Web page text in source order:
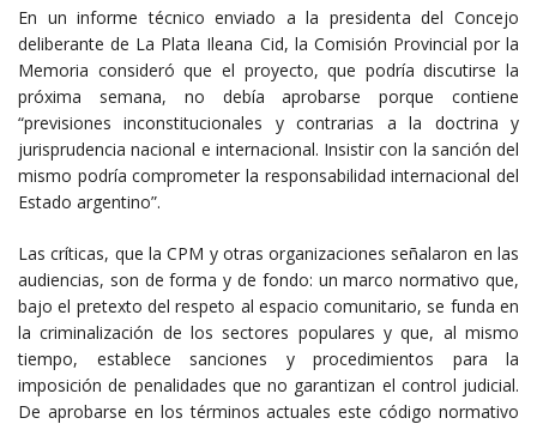
En un informe técnico enviado a la presidenta del Concejo
deliberante de La Plata Ileana Cid, la Comisión Provincial por la
Memoria consideró que el proyecto, que podría discutirse la
próxima semana, no debía aprobarse porque contiene
“previsiones inconstitucionales y contrarias a la doctrina y
jurisprudencia nacional e internacional. Insistir con la sanción del
mismo podría comprometer la responsabilidad internacional del
Estado argentino”.
Las críticas, que la CPM y otras organizaciones señalaron en las
audiencias, son de forma y de fondo: un marco normativo que,
bajo el pretexto del respeto al espacio comunitario, se funda en
la criminalización de los sectores populares y que, al mismo
tiempo, establece sanciones y procedimientos para la
imposición de penalidades que no garantizan el control judicial.
De aprobarse en los términos actuales este código normativo